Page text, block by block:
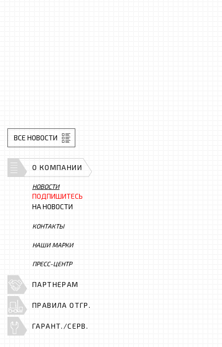
ВСЕ НОВОСТИ
О КОМПАНИИ
НОВОСТИ
ПОДПИШИТЕСЬ
НА НОВОСТИ
КОНТАКТЫ
НАШИ МАРКИ
ПРЕСС-ЦЕНТР
ПАРТНЕРАМ
ПРАВИЛА ОТГР.
ГАРАНТ./СЕРВ.